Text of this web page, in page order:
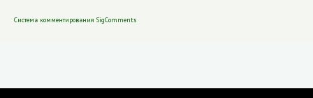
Система комментирования SigComments